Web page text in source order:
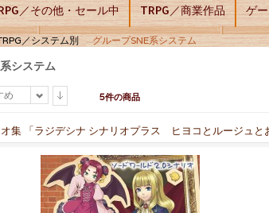
／その他・セール中 TRPG／商業作品 ゲ
／システム別 グループSNE系システム
システム
め 5件の商品
集 「ラジデシナ シナリオプラス ヒヨコとルージュと